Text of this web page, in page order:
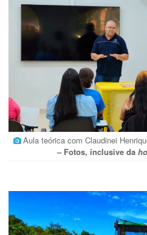
Aula teórica com Claudinei
– Fotos, inclusive da